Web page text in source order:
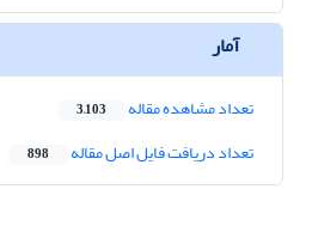
آمار
تعداد مشاهده مقاله 3,103
تعداد دریافت فایل اصل مقاله 898